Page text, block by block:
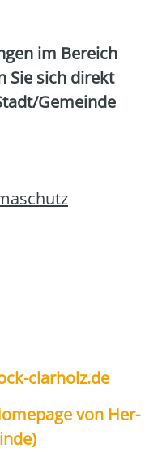
im Bereich
Sie sich direkt
Gemeinde
clarholz.de
von Her­